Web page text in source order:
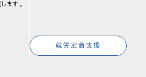
ます。
就労定着支援